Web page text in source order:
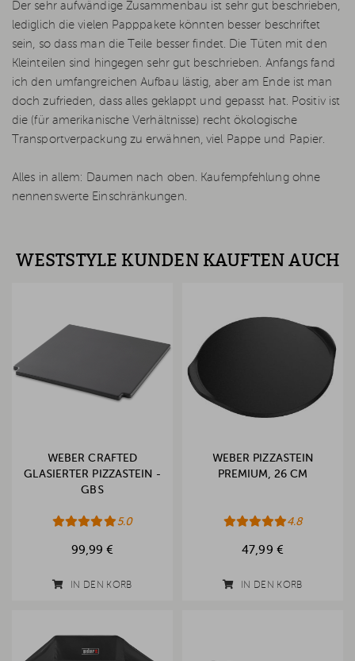
Der sehr aufwändige Zusammenbau ist sehr gut beschrieben,
lediglich die vielen Papppakete könnten besser beschriftet
sein, so dass man die Teile besser findet. Die Tüten mit den
Kleinteilen sind hingegen sehr gut beschrieben. Anfangs fand
ich den umfangreichen Aufbau lästig, aber am Ende ist man
doch zufrieden, dass alles geklappt und gepasst hat. Positiv ist
die (für amerikanische Verhältnisse) recht ökologische
Transportverpackung zu erwähnen, viel Pappe und Papier.
Alles in allem: Daumen nach oben. Kaufempfehlung ohne
nennenswerte Einschränkungen.
WESTSTYLE KUNDEN KAUFTEN AUCH
WEBER CRAFTED
GLASIERTER PIZZASTEIN -
GBS
5.0
99,99 €
IN DEN KORB
WEBER PIZZASTEIN
PREMIUM, 26 CM
4.8
47,99 €
IN DEN KORB